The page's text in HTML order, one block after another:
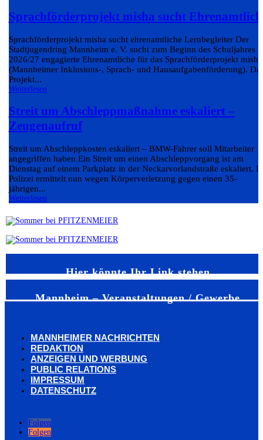
Sprachförderprojekt misha sucht
Sprachförderprojekt misha sucht ehrenamtliche Lernbegleiter Der
Stadtjugendring Mannheim e. V. sucht zum Beginn des Schuljahres
2026/27 engagierte Ehrenamtliche für das Sprachförderprojekt misha
(Mannheimer Inklusions-, Sprach- und Hausaufgabenförderung).
Projekt...
Weiterlesen
Streit um Abschleppmaßnahme eskaliert –
Zeugenaufruf
Streit um Abschleppkosten eskaliert – BMW-Fahrer soll Mitarbeiter
angegriffen haben Ein Streit um einen Abschleppvorgang ist am
Dienstag auf einem Parkplatz in der Neckarvorlandstraße eskaliert.
Polizei ermittelt nun wegen Körperverletzung gegen einen 35-
jährigen...
Weiterlesen
Hier könnte Ihr Link stehen
Mannheim – Veranstaltungen / Gewerbe
MANNHEIMER NACHRICHTEN
REDAKTION
ANZEIGEN UND WERBUNG
PUBLIC RELATIONS
IMPRESSUM
DATENSCHUTZ
Folgen
Folgen